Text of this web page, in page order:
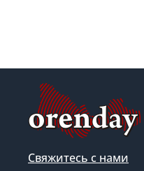
Свяжитесь с нами